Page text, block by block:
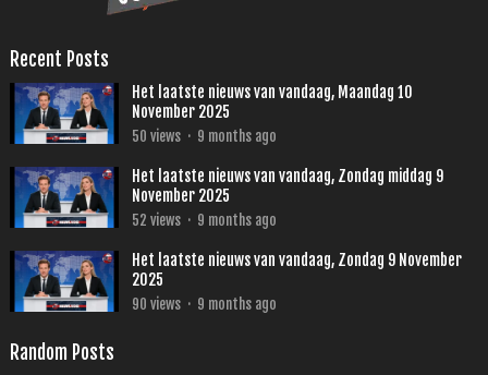
Recent Posts
Het laatste nieuws van vandaag, Maandag 10
November 2025
50 views · 9 months ago
Het laatste nieuws van vandaag, Zondag middag 9
November 2025
52 views · 9 months ago
Het laatste nieuws van vandaag, Zondag 9 November
2025
90 views · 9 months ago
Random Posts